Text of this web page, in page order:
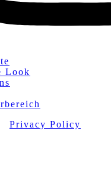
Look
Privacy Policy